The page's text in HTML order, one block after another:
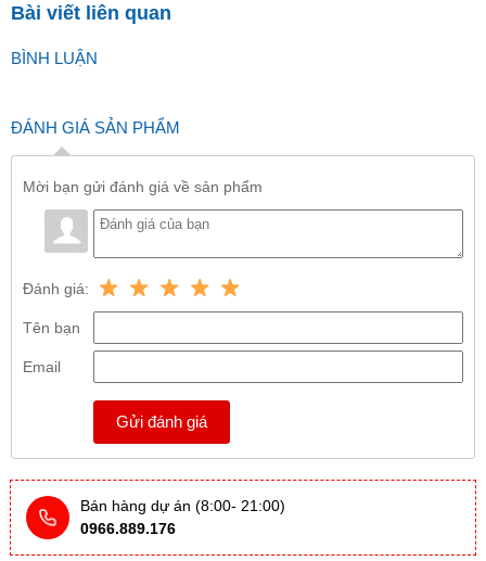
Bài viết liên quan
BÌNH LUẬN
ĐÁNH GIÁ SẢN PHẨM
Mời bạn gửi đánh giá về sản phẩm
Đánh giá:
Tên bạn
Email
Gửi đánh giá
Bán hàng dự án (8:00- 21:00)
0966.889.176